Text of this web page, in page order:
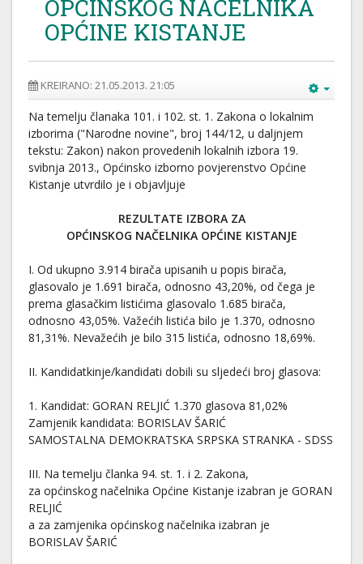
OPĆINSKOG NAČELNIKA
OPĆINE KISTANJE
KREIRANO: 21.05.2013. 21:05
Na temelju članaka 101. i 102. st. 1. Zakona o lokalnim
izborima ("Narodne novine", broj 144/12, u daljnjem
tekstu: Zakon) nakon provedenih lokalnih izbora 19.
svibnja 2013., Općinsko izborno povjerenstvo Općine
Kistanje utvrdilo je i objavljuje
REZULTATE IZBORA ZA
OPĆINSKOG NAČELNIKA OPĆINE KISTANJE
I. Od ukupno 3.914 birača upisanih u popis birača,
glasovalo je 1.691 birača, odnosno 43,20%, od čega je
prema glasačkim listićima glasovalo 1.685 birača,
odnosno 43,05%. Važećih listića bilo je 1.370, odnosno
81,31%. Nevažećih je bilo 315 listića, odnosno 18,69%.
II. Kandidatkinje/kandidati dobili su sljedeći broj glasova:
1. Kandidat: GORAN RELJIĆ 1.370 glasova 81,02%
Zamjenik kandidata: BORISLAV ŠARIĆ
SAMOSTALNA DEMOKRATSKA SRPSKA STRANKA - SDSS
III. Na temelju članka 94. st. 1. i 2. Zakona,
za općinskog načelnika Općine Kistanje izabran je GORAN
RELJIĆ
a za zamjenika općinskog načelnika izabran je
BORISLAV ŠARIĆ